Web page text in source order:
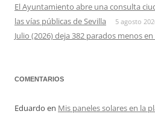
El Ayuntamiento abre una consulta
las vías públicas de Sevilla
5 agosto
Julio (2026) deja 382 parados menos
COMENTARIOS
Eduardo en Mis paneles solares en la